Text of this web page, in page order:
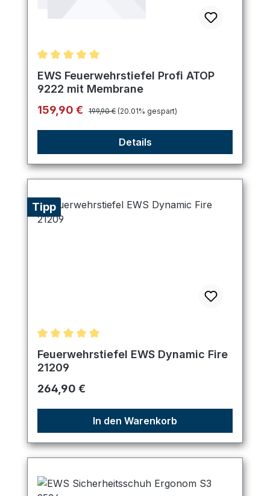
Durchschnittliche Bewertung von 5 von 5 Sternen
EWS Feuerwehrstiefel Profi ATOP
9222 mit Membrane
Verkaufspreis:
159,90 € Regulärer Preis:
199,90 € (20.01% gespart)
Details
Tipp
Durchschnittliche Bewertung von 5 von 5 Sternen
Feuerwehrstiefel EWS Dynamic Fire
21209
Regulärer Preis:
264,90 €
In den Warenkorb